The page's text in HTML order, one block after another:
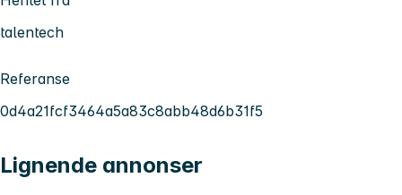
talentech
Referanse
0d4a21fcf3464a5a83c8abb48d6b31f5
Lignende annonser